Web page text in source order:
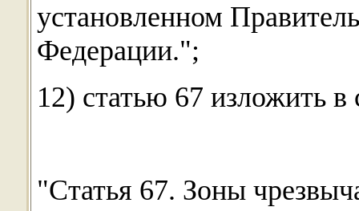
установленном
Федерации.";
12) статью 67 изложить
"Статья 67. Зоны